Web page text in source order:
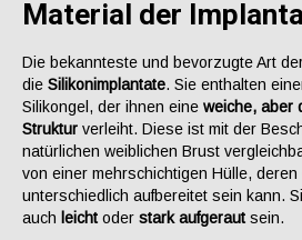
Material der
Die bekannteste und bevorzugte Art
die Silikonimplantate. Sie enthalten
Silikongel, der ihnen eine weiche, aber
Struktur verleiht. Diese ist mit der
natürlichen weiblichen Brust
von einer mehrschichtigen Hülle, deren
unterschiedlich aufbereitet sein kann.
auch leicht oder starkaufgeraut sein.